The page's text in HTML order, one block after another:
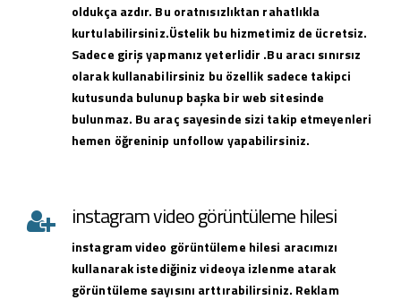
oldukça azdır. Bu oratnısızlıktan rahatlıkla
kurtulabilirsiniz.Üstelik bu hizmetimiz de ücretsiz.
Sadece giriş yapmanız yeterlidir .Bu aracı sınırsız
olarak kullanabilirsiniz bu özellik sadece takipci
kutusunda bulunup başka bir web sitesinde
bulunmaz. Bu araç sayesinde sizi takip etmeyenleri
hemen öğreninip unfollow yapabilirsiniz.
instagram video görüntüleme hilesi
instagramvideo görüntüleme hilesi aracımızı
kullanarak istediğiniz videoya izlenme atarak
görüntüleme sayısını arttırabilirsiniz. Reklam